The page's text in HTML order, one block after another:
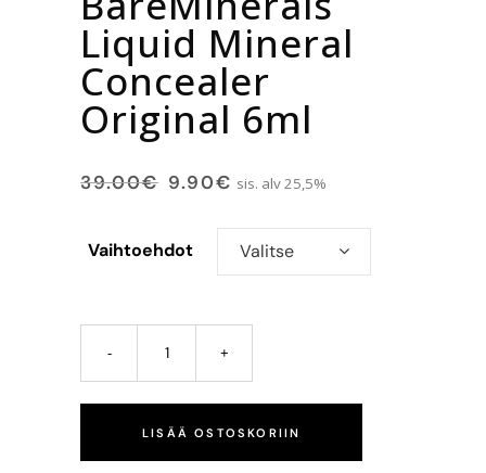
Liquid Mineral
Concealer
Original 6ml
39.00€ 9.90€ sis. alv 25,5%
Vaihtoehdot Valitse
LISÄÄ OSTOSKORIIN